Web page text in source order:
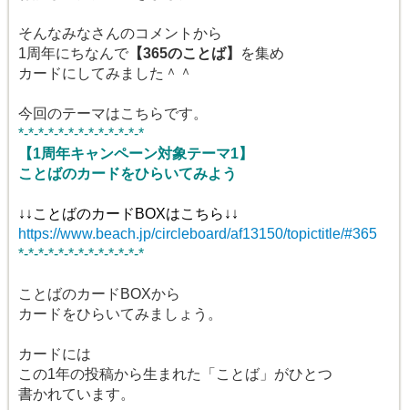
そんなみなさんのコメントから
1周年にちなんで 【365のことば】
を集め
カードにしてみました＾＾
今回のテーマはこちらです。
*-*-*-*-*-*-*-*-*-*-*-*-*
【1周年キャンペーン対象テーマ1】
ことばのカードをひらいてみよう
↓↓ことばのカードBOXはこちら↓↓
https://www.beach.jp/circleboard/af13150/topictitle/#365
*-*-*-*-*-*-*-*-*-*-*-*-*
ことばのカードBOXから
カードをひらいてみましょう。
カードには
この1年の投稿から生まれた「ことば」がひとつ
書かれています。